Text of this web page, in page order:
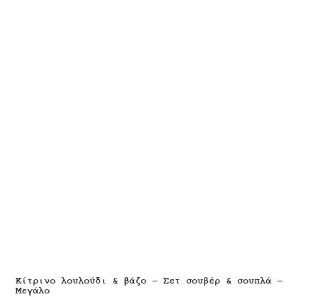
Κίτρινο λουλούδι & βάζο – Σετ σουβέρ & σουπλά –
Μεγάλο